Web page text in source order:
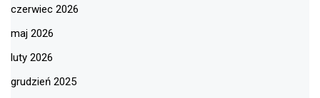
czerwiec 2026
maj 2026
luty 2026
grudzień 2025